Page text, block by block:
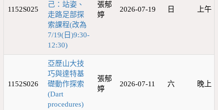
1152S025
己：站姿、
走路足部探
索課程(改為
7/19(日)9:30-
12:30)
張郁
婷
2026-07-19 日 上午
1152S026
亞歷山大技
巧與達特基
礎動作探索
(Dart
procedures)
張郁
婷
2026-07-11 六 晚上